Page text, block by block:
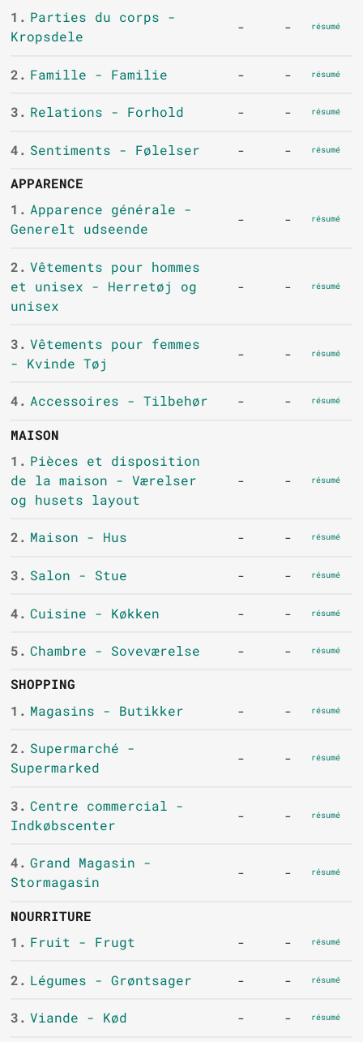
1. Parties du corps -
Kropsdele
- - résumé
2. Famille - Familie - - résumé
3. Relations - Forhold - - résumé
4. Sentiments - Følelser - - résumé
APPARENCE
1. Apparence générale -
Generelt udseende
- - résumé
2. Vêtements pour hommes
et unisex - Herretøj og
unisex
- - résumé
3. Vêtements pour femmes
- Kvinde Tøj
- - résumé
4. Accessoires - Tilbehør - - résumé
MAISON
1. Pièces et disposition
de la maison - Værelser
og husets layout
- - résumé
2. Maison - Hus - - résumé
3. Salon - Stue - - résumé
4. Cuisine - Køkken - - résumé
5. Chambre - Soveværelse - - résumé
SHOPPING
1. Magasins - Butikker - - résumé
2. Supermarché -
Supermarked
- - résumé
3. Centre commercial -
Indkøbscenter
- - résumé
4. Grand Magasin -
Stormagasin
- - résumé
NOURRITURE
1. Fruit - Frugt - - résumé
2. Légumes - Grøntsager - - résumé
3. Viande - Kød - - résumé